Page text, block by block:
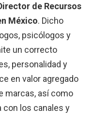
de Recursos
México. Dicho
psicólogos y
un correcto
personalidad y
en valor agregado
marcas, así como
con los canales y